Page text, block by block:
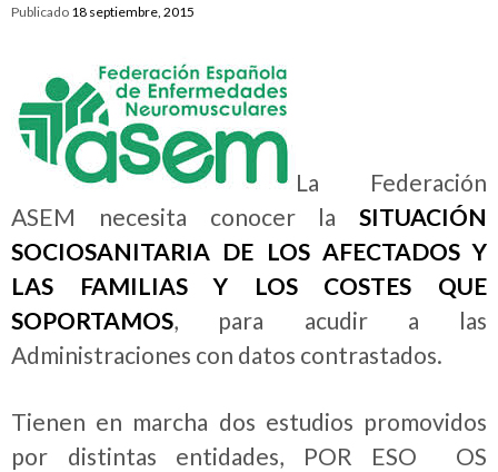
Publicado 18 septiembre, 2015
La Federación
ASEM necesita conocer la SITUACIÓN
SOCIOSANITARIA DE LOS AFECTADOS Y
LAS FAMILIAS Y LOS COSTES QUE
SOPORTAMOS, para acudir a las
Administraciones con datos contrastados.
Tienen en marcha dos estudios promovidos
por distintas entidades, POR ESO OS